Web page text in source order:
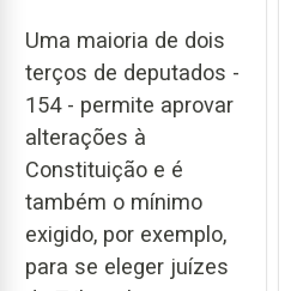
Uma maioria de dois
terços de deputados -
154 - permite aprovar
alterações à
Constituição e é
também o mínimo
exigido, por exemplo,
para se eleger juízes